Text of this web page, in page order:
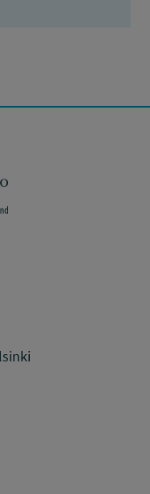
YouTube
kohteessa:kohteessa: